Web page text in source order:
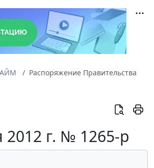
Распоряжение Правительства
2012 г. № 1265-р